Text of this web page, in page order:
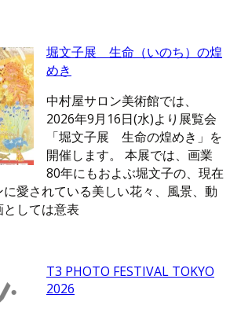
堀文子展 生命（いのち）の煌
めき
中村屋サロン美術館では、
2026年9月16日(水)より展覧会
「堀文子展 生命の煌めき」を
開催します。 本展では、画業
80年にもおよぶ堀文子の、現在
に愛されている美しい花々、風景、動
しては意表
T3 PHOTO FESTIVAL TOKYO
2026